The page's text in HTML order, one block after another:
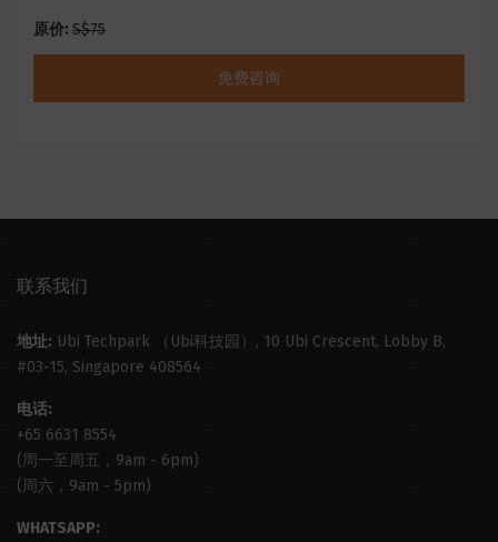
原价: S$75
免费咨询
联系我们
地址: Ubi Techpark （Ubi科技园）, 10 Ubi Crescent, Lobby B,
#03-15, Singapore 408564
电话:
+65 6631 8554
(周一至周五，9am - 6pm)
(周六，9am - 5pm)
WHATSAPP: